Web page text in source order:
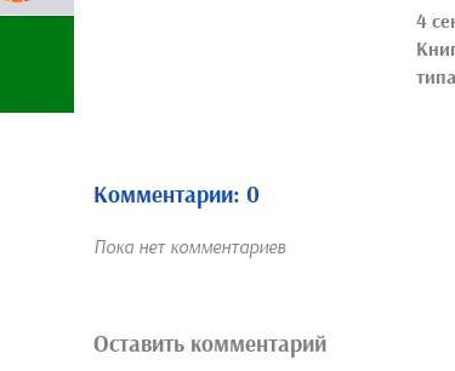
4
Комментарии: 0
Пока нет комментариев
Оставить комментарий